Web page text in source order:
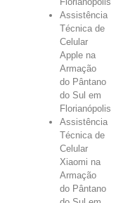
Assistência
Técnica de
Celular
Apple na
Armação
do Pântano
do Sul em
Florianópolis
Assistência
Técnica de
Celular
Xiaomi na
Armação
do Pântano